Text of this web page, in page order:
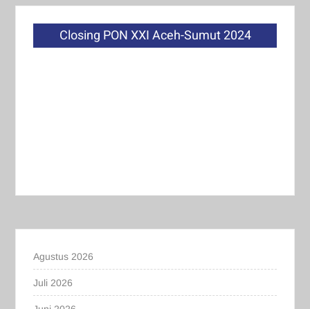
Closing PON XXI Aceh-Sumut 2024
Agustus 2026
Juli 2026